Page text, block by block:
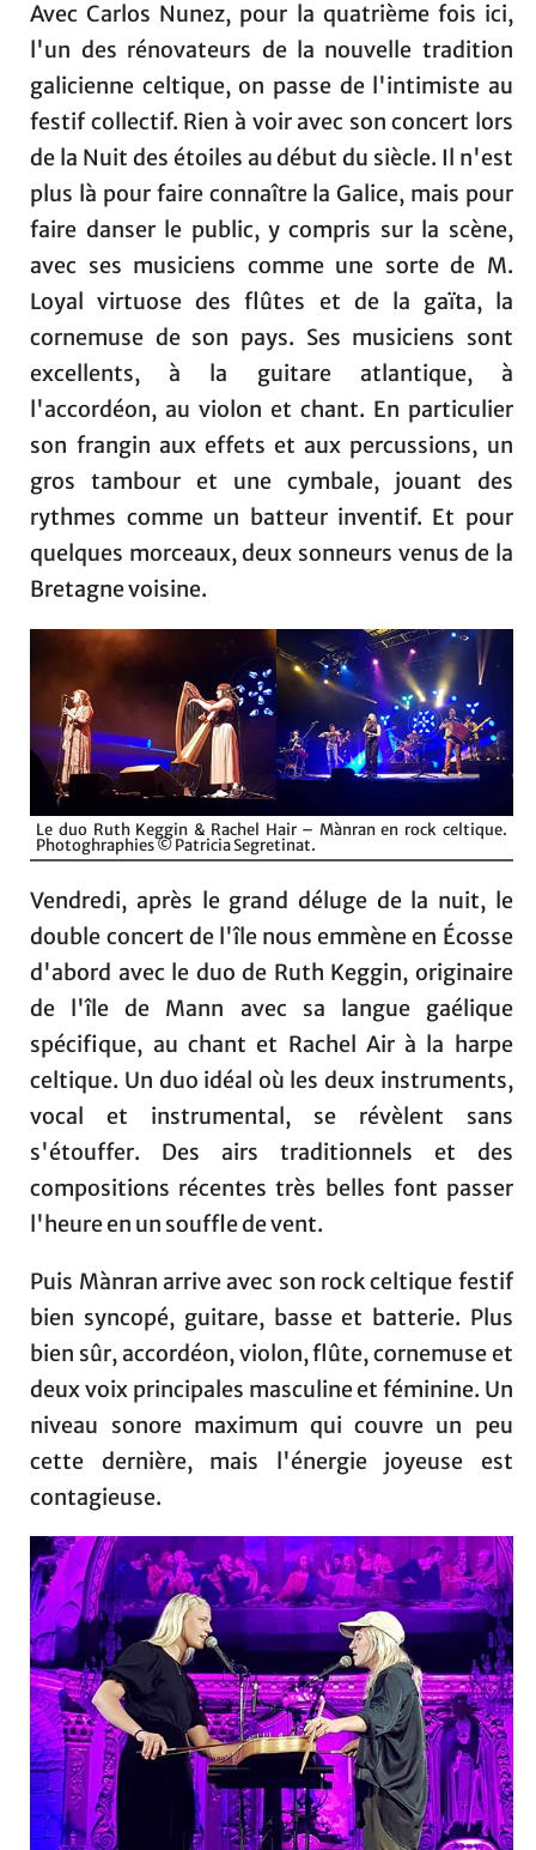
Avec Carlos Nunez, pour la quatrième fois ici,
l'un des rénovateurs de la nouvelle tradition
galicienne celtique, on passe de l'intimiste au
festif collectif. Rien à voir avec son concert lors
de la Nuit des étoiles au début du siècle. Il n'est
plus là pour faire connaître la Galice, mais pour
faire danser le public, y compris sur la scène,
avec ses musiciens comme une sorte de M.
Loyal virtuose des flûtes et de la gaïta, la
cornemuse de son pays. Ses musiciens sont
excellents, à la guitare atlantique, à
l'accordéon, au violon et chant. En particulier
son frangin aux effets et aux percussions, un
gros tambour et une cymbale, jouant des
rythmes comme un batteur inventif. Et pour
quelques morceaux, deux sonneurs venus de la
Bretagne voisine.
Le duo Ruth Keggin & Rachel Hair – Mànran en rock celtique.
Photoghraphies © Patricia Segretinat.
Vendredi, après le grand déluge de la nuit, le
double concert de l'île nous emmène en Écosse
d'abord avec le duo de Ruth Keggin, originaire
de l'île de Mann avec sa langue gaélique
spécifique, au chant et Rachel Air à la harpe
celtique. Un duo idéal où les deux instruments,
vocal et instrumental, se révèlent sans
s'étouffer. Des airs traditionnels et des
compositions récentes très belles font passer
l'heure en un souffle de vent.
Puis Mànran arrive avec son rock celtique festif
bien syncopé, guitare, basse et batterie. Plus
bien sûr, accordéon, violon, flûte, cornemuse et
deux voix principales masculine et féminine. Un
niveau sonore maximum qui couvre un peu
cette dernière, mais l'énergie joyeuse est
contagieuse.